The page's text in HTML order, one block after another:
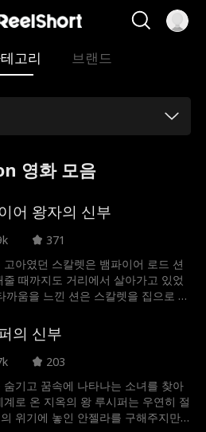
고리 브랜드
영화 모음
어 왕자의 신부
371
고아였던 스칼렛은 뱀파이어 로드 션
줄 때까지도 거리에서 살아가고 있었
까움을 느낀 션은 스칼렛을 집으로 데
해 그녀를 지키겠다고 약속한다. 하지
의 행복하고 사랑스러운 나날은 섹시
험한 인간 여자인 첼시가 나타나 션을
로 만들었을 뿐만 아니라, 첼시가 스
피를 빨도록 허락한다. 새로운 연인에
한 션은 피의 맹세를 하는 그날 밤을
의 신부
203
숨기고 꿈속에 나타나는 소녀를 찾아
계로 온 지옥의 왕 루시퍼는 우연히 절
위기에 놓인 안젤라를 구해주지만,